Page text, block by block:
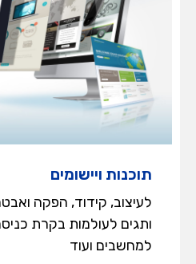
תוכנות ויישומים
לעיצוב, קידוד, הפקה
ותגים לעולמות בקרת
למחשבים ועוד